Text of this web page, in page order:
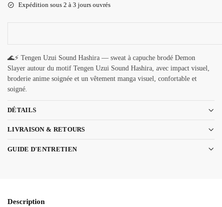
Expédition sous 2 à 3 jours ouvrés
🌊⚡ Tengen Uzui Sound Hashira — sweat à capuche brodé Demon
Slayer autour du motif Tengen Uzui Sound Hashira, avec impact visuel,
broderie anime soignée et un vêtement manga visuel, confortable et
soigné.
DÉTAILS
LIVRAISON & RETOURS
GUIDE D'ENTRETIEN
Description